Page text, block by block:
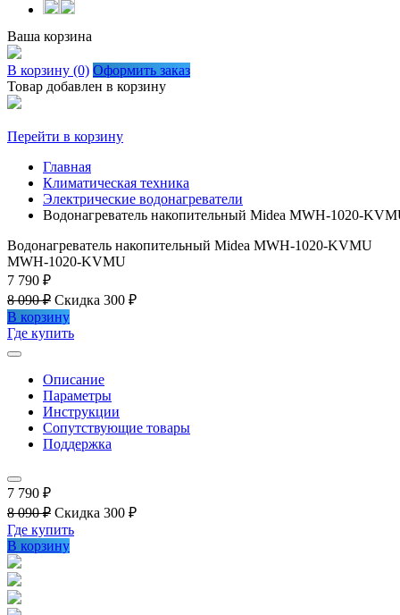
Ваша корзина
В корзину (0) Оформить заказ
Товар добавлен в корзину
Перейти в корзину
Главная
Климатическая техника
Электрические водонагреватели
Водонагреватель накопительный Midea MWH-1020-
Водонагреватель накопительный Midea MWH-1020-KVMU
MWH-1020-KVMU
7 790 ₽
8 090 ₽ Скидка 300 ₽
В корзину
Где купить
Описание
Параметры
Инструкции
Сопутствующие товары
Поддержка
7 790 ₽
8 090 ₽ Скидка 300 ₽
Где купить
В корзину